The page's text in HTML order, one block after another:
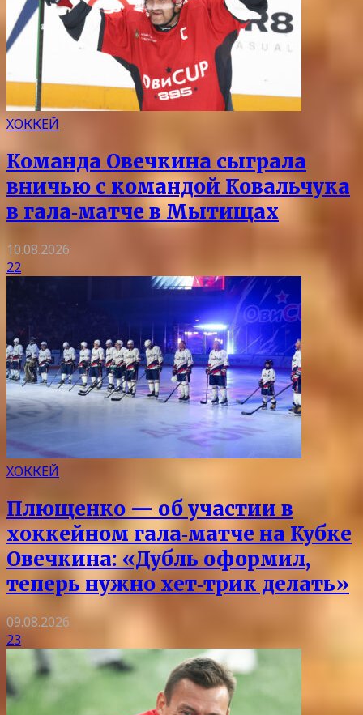
ХОККЕЙ
Команда Овечкина сыграла
вничью с командой Ковальчука
в гала‑матче в Мытищах
10.08.2026
22
ХОККЕЙ
Плющенко — об участии в
хоккейном гала‑матче на Кубке
Овечкина: «Дубль оформил,
теперь нужно хет‑трик делать»
09.08.2026
23